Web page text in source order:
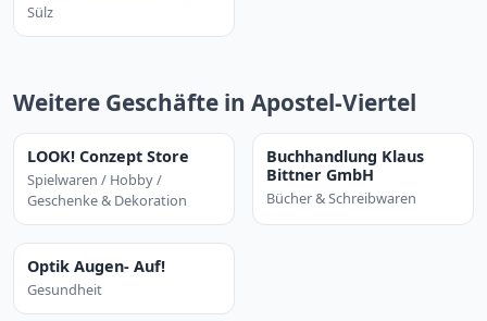
Sülz
Weitere Geschäfte in Apostel-Viertel
LOOK! Conzept Store
Spielwaren / Hobby /
Geschenke & Dekoration
Buchhandlung Klaus
Bittner GmbH
Bücher & Schreibwaren
Optik Augen- Auf!
Gesundheit